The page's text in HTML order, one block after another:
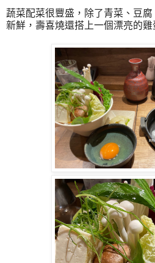
蔬菜配菜很豐盛，除了青菜、豆
新鮮，壽喜燒還搭上一個漂亮的雞